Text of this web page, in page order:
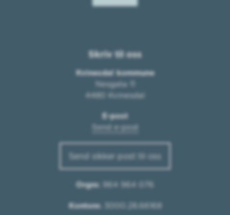
Skriv til oss
Kvinesdal kommune
Nesgata 11
4480 Kvinesdal
E-post
Send e-post
Send sikker post til oss
Orgnr. 964 964 076
Kontonr. 3000.28.66168